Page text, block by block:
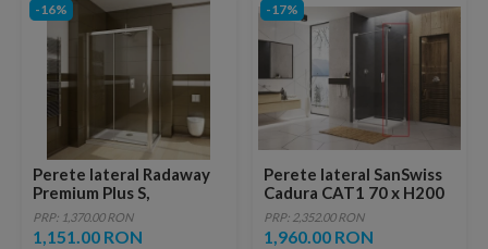
-16%
Perete lateral Radaway
Premium Plus S,
80X190cm
PRP: 1,370.00 RON
1,151.00 RON
-17%
Perete lateral SanSwiss
Cadura CAT1 70 x H200
cm
PRP: 2,352.00 RON
1,960.00 RON